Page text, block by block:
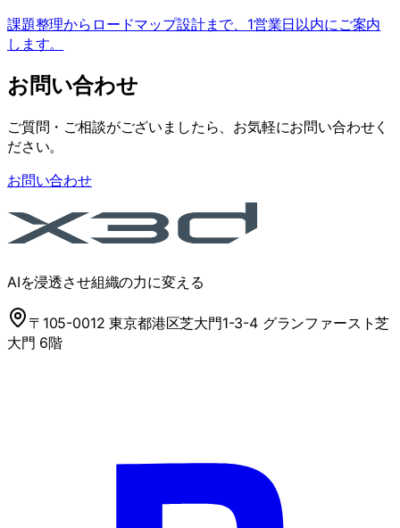
課題整理からロードマップ設計まで、1営業日以内にご案内
します。
お問い合わせ
ご質問・ご相談がございましたら、お気軽にお問い合わせく
ださい。
お問い合わせ
AIを浸透させ組織の力に変える
〒105-0012 東京都港区芝大門1-3-4 グランファースト芝
大門 6階